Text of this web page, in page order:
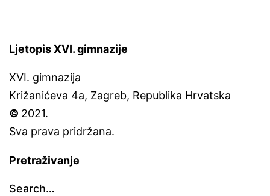
Ljetopis XVI. gimnazije
XVI. gimnazija
Križanićeva 4a, Zagreb, Republika Hrvatska
© 2021.
Sva prava pridržana.
Pretraživanje
Search…